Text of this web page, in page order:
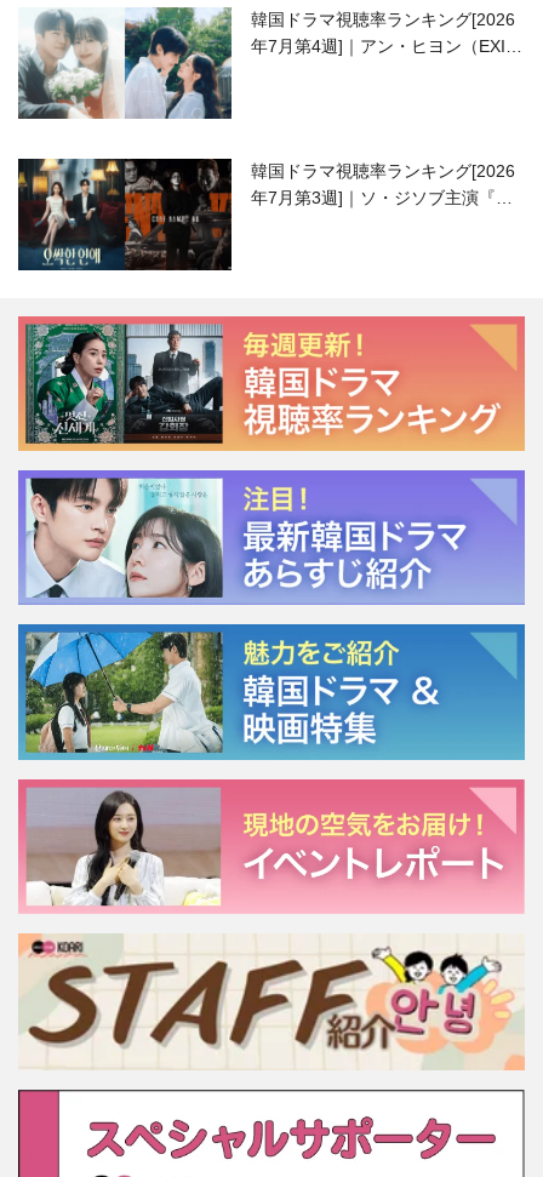
韓国ドラマ視聴率ランキング[2026
年7月第4週]｜アン・ヒヨン（EXID
韓国ドラマ視聴率ランキング[2026
年7月第3週]｜ソ・ジソブ主演『エ